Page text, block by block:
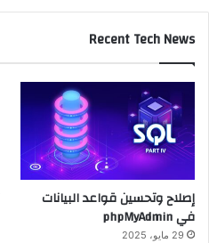
Recent Tech News
إصلاح وتحسين قواعد البيانات
في phpMyAdmin
29 مايو، 2025